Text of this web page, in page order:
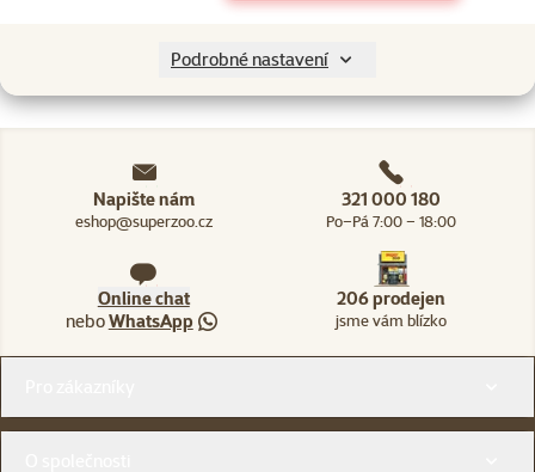
Podrobné nastavení
Napište nám
eshop@superzoo.cz
321 000 180
Po–Pá 7:00 – 18:00
Online chat
neboWhatsApp
206 prodejen
jsme vám blízko